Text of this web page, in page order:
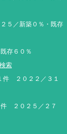
新築０％・既存
存６０％
索
件 ２０２２／３１
０２５／２７